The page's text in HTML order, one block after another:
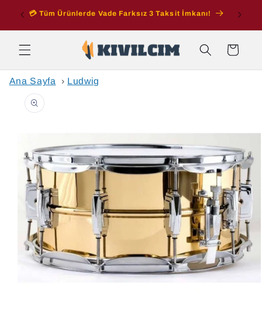
İçeriğe
atla
💳 Tüm Ürünlerde Vade Farksız 3 Taksit İmkanı!
Sepet
Ana Sayfa › Ludwig
Ürün
bilgisine
atla